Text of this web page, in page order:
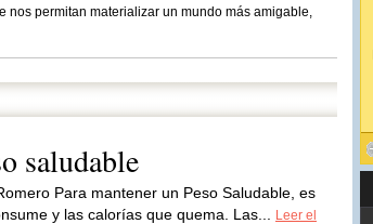
nos permitan materializar un mundo más amigable,
saludable
Para mantener un Peso Saludable, es
y las calorías que quema. Las...
Leer el